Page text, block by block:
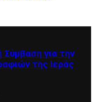
για την
της Ιεράς